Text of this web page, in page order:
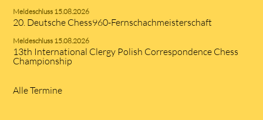
Meldeschluss 15.08.2026
20. Deutsche Chess960-Fernschachmeisterschaft
Meldeschluss 15.08.2026
13th International Clergy Polish Correspondence Chess
Championship
Alle Termine